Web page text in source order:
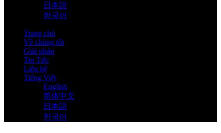
日本語
한국어
Trang chủ
Về chúng tôi
Giải pháp
Tin Tức
Liên hệ
Tiếng Việt
English
简体中文
日本語
한국어